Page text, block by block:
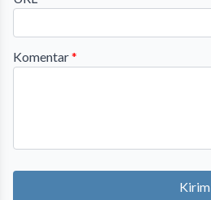
Komentar*
Kirim